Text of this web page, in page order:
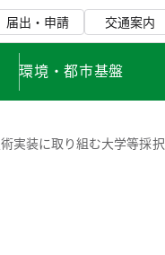
届出・申請 交通案内
環境・都市基盤
実装に取り組む大学等採択